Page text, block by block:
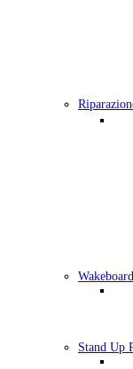
Wakeboard
Stand Up